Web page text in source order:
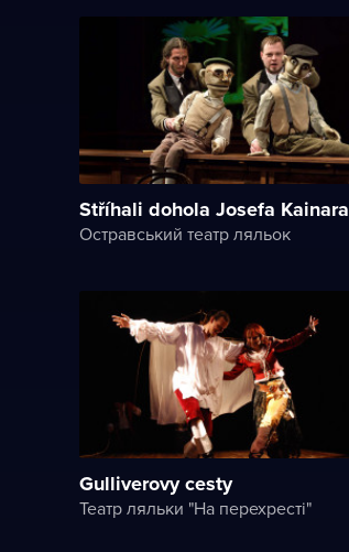
Stříhali dohola Josefa Kainara
Остравський театр ляльок
Gulliverovy cesty
Театр ляльки "На перехресті"